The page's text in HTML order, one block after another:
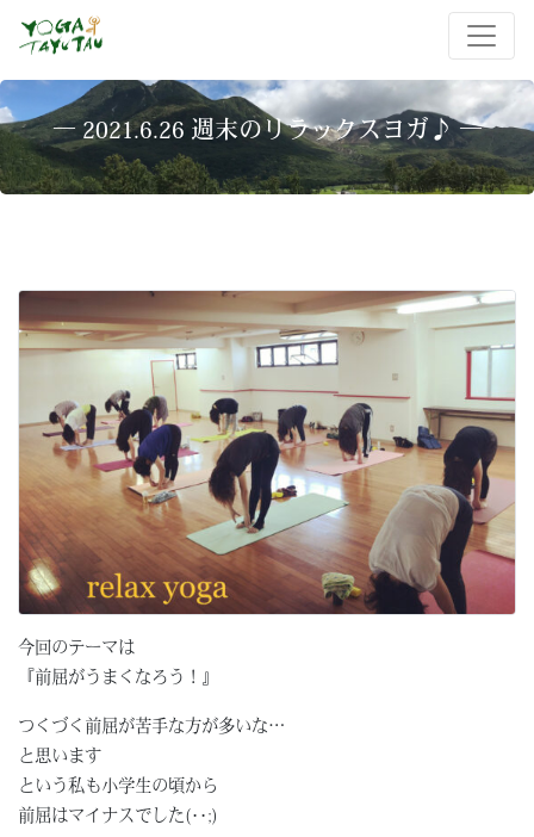
― 2021.6.26 週末のリラックスヨガ♪ ―
今回のテーマは
『前屈がうまくなろう！』
つくづく前屈が苦手な方が多いな…
と思います
という私も小学生の頃から
前屈はマイナスでした(･･;)